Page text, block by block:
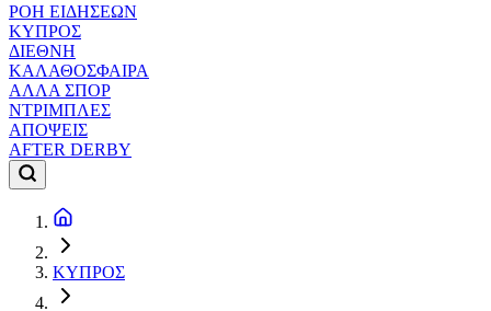
ΡΟΗ ΕΙΔΗΣΕΩΝ
ΚΥΠΡΟΣ
ΔΙΕΘΝΗ
ΚΑΛΑΘΟΣΦΑΙΡΑ
ΑΛΛΑ ΣΠΟΡ
ΝΤΡΙΜΠΛΕΣ
ΑΠΟΨΕΙΣ
AFTER DERBY
ΚΥΠΡΟΣ